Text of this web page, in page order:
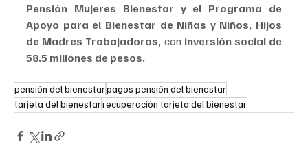
Pensión Mujeres Bienestar y el Programa de
Apoyo para el Bienestar de Niñas y Niños, Hijos
de Madres Trabajadoras, con inversión social de
58.5 millones de pesos.
pensión del bienestarpagos pensión del bienestar
tarjeta del bienestarrecuperación tarjeta del bienestar